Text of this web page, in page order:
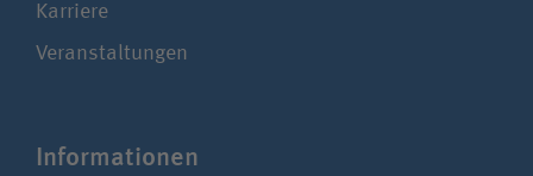
Karriere
Veranstaltungen
Infor­ma­tionen